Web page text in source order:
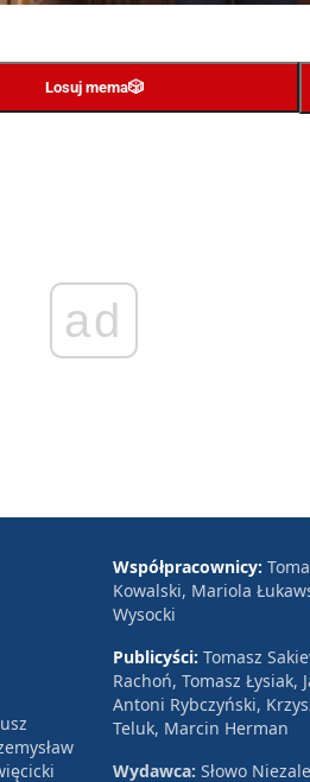
Losuj mema🎲
ad
Współpracownicy:
Kowalski, Mariola
Wysocki
Publicyści: Tomasz
Rachoń, Tomasz
Antoni Rybczyński,
Teluk, Marcin Herman
Wydawca: Słowo